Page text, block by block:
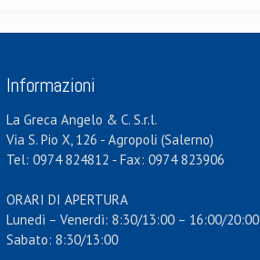
Informazioni
La Greca Angelo & C. S.r.l.
Via S. Pio X, 126 - Agropoli (Salerno)
Tel: 0974 824812 - Fax: 0974 823906
ORARI DI APERTURA
Lunedì – Venerdì: 8:30/13:00 – 16:00/20:00
Sabato: 8:30/13:00